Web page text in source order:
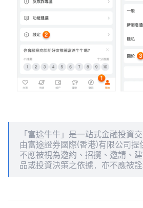
「富途牛牛」是一站式金融投資
由富途證券國際(香港)有限公司提
不應被視為邀約、招攬、邀請、
品或投資決策之依據，亦不應被